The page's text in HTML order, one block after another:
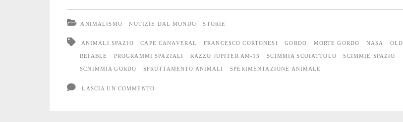
lanciato
nello
spazio
ANIMALISMO NOTIZIE DAL MONDO STORIE
ANIMALI SPAZIO CAPE CANAVERAL FRANCESCO CORTONESI GORDO MORTE GORDO NASA OLD
REIABLE PROGRAMMI SPAZIALI RAZZO JUPITER AM-13 SCIMMIA SCOIATTOLO SCIMMIE SPAZIO
SCNIMMIA GORDO SFRUTTAMENTO ANIMALI SPERIMENTAZIONE ANIMALE
LASCIA UN COMMENTO